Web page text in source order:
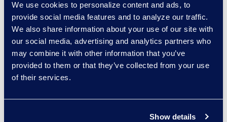
We use cookies to personalize content and ads, to
provide social media features and to analyze our traffic.
We also share information about your use of our site with
our social media, advertising and analytics partners who
may combine it with other information that you’ve
provided to them or that they’ve collected from your use
of their services.
Show details
Epiqは、データサイエンス主導
の法務支出分析を提供します。
当社独自のモデルは、専門家に
よってトレーニングされ、同じ
専門家によってデータ分析、よ
り深い洞察の開発、およびクラ
されます。Epiqのサポートによ
り、クライアントは社外弁護士